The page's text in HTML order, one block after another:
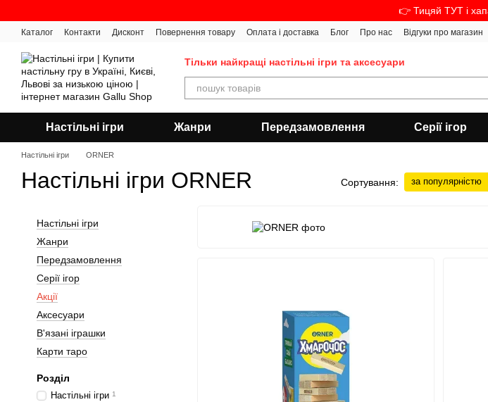
👉 Тицяй ТУТ і
Каталог Контакти Дисконт Повернення товару Оплата і доставка Блог Про нас Відгуки про магазин
Тільки найкращі настільні ігри та аксесуари
Настільні ігри Жанри Передзамовлення Серії ігор
Настільні ігри ORNER
Настільні ігри ORNER Сортування: за популярністю
Настільні ігри
Жанри
Передзамовлення
Серії ігор
Акції
Аксесуари
В'язані іграшки
Карти таро
Розділ
Настільні ігри 1